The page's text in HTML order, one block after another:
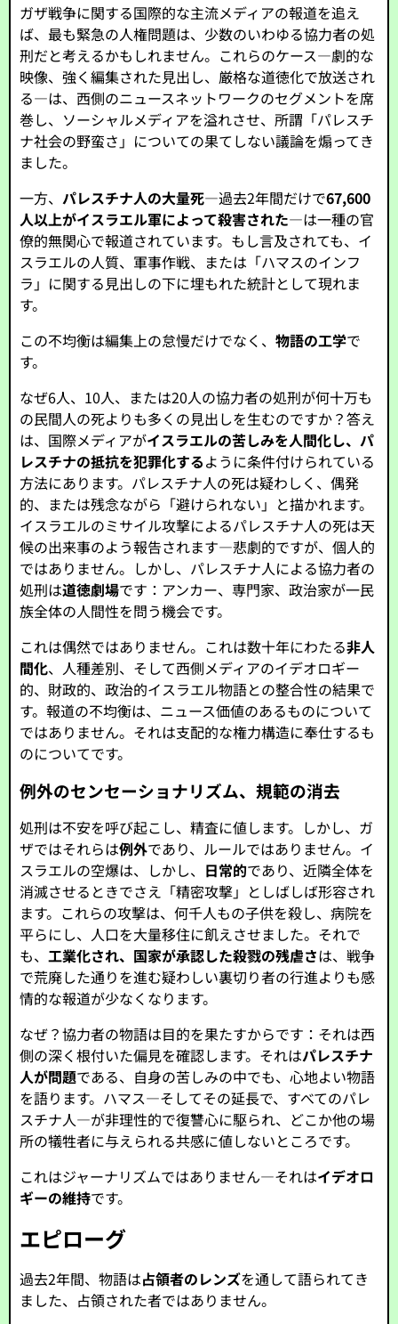
ガザ戦争に関する国際的な主流メディアの報道を追え
ば、最も緊急の人権問題は、少数のいわゆる協力者の処
刑だと考えるかもしれません。これらのケース—劇的な
映像、強く編集された見出し、厳格な道徳化で放送され
る—は、西側のニュースネットワークのセグメントを席
巻し、ソーシャルメディアを溢れさせ、所謂「パレスチ
ナ社会の野蛮さ」についての果てしない議論を煽ってき
ました。
一方、パレスチナ人の大量死—過去2年間だけで67,600
人以上がイスラエル軍によって殺害された—は一種の官
僚的無関心で報道されています。もし言及されても、イ
スラエルの人質、軍事作戦、または「ハマスのインフ
ラ」に関する見出しの下に埋もれた統計として現れま
す。
この不均衡は編集上の怠慢だけでなく、物語の工学で
す。
なぜ6人、10人、または20人の協力者の処刑が何十万も
の民間人の死よりも多くの見出しを生むのですか？答え
は、国際メディアがイスラエルの苦しみを人間化し、パ
レスチナの抵抗を犯罪化するように条件付けられている
方法にあります。パレスチナ人の死は疑わしく、偶発
的、または残念ながら「避けられない」と描かれます。
イスラエルのミサイル攻撃によるパレスチナ人の死は天
候の出来事のよう報告されます—悲劇的ですが、個人的
ではありません。しかし、パレスチナ人による協力者の
処刑は道徳劇場です：アンカー、専門家、政治家が一民
族全体の人間性を問う機会です。
これは偶然ではありません。これは数十年にわたる非人
間化、人種差別、そして西側メディアのイデオロギー
的、財政的、政治的イスラエル物語との整合性の結果で
す。報道の不均衡は、ニュース価値のあるものについて
ではありません。それは支配的な権力構造に奉仕するも
のについてです。
例外のセンセーショナリズム、規範の消去
処刑は不安を呼び起こし、精査に値します。しかし、ガ
ザではそれらは例外であり、ルールではありません。イ
スラエルの空爆は、しかし、 日常的であり、近隣全体を
消滅させるときでさえ「精密攻撃」としばしば形容され
ます。これらの攻撃は、何千人もの子供を殺し、病院を
平らにし、人口を大量移住に飢えさせました。それで
も、工業化され、国家が承認した殺戮の残虐さは、戦争
で荒廃した通りを進む疑わしい裏切り者の行進よりも感
情的な報道が少なくなります。
なぜ？協力者の物語は目的を果たすからです：それは西
側の深く根付いた偏見を確認します。それはパレスチナ
人が問題である、自身の苦しみの中でも、心地よい物語
を語ります。ハマス—そしてその延長で、すべてのパレ
スチナ人—が非理性的で復讐心に駆られ、どこか他の場
所の犠牲者に与えられる共感に値しないところです。
これはジャーナリズムではありません—それはイデオロ
ギーの維持です。
エピローグ
過去2年間、物語は占領者のレンズを通して語られてき
ました、占領された者ではありません。